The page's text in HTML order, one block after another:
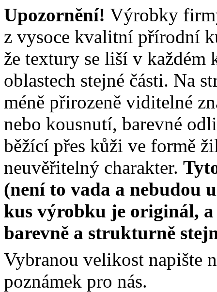
Upozornění! Výrobky
z vysoce kvalitní přírodní
že textury se liší v
oblastech stejné části. Na
méně přirozeně viditelné
nebo kousnutí, barevné
běžící přes kůži ve formě
neuvěřitelný charakter.
(není to vada a nebudou
kus výrobku je originál,
barevně a strukturně
Vybranou velikost napište
poznámek pro nás.